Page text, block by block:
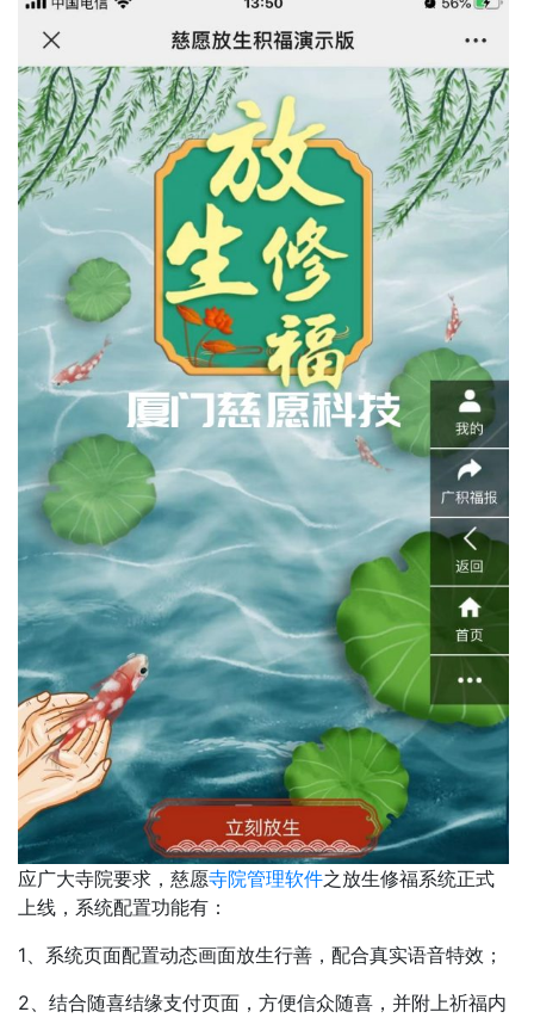
应广大寺院要求，慈愿寺院管理软件之放生修福系统正式
上线，系统配置功能有：
1、系统页面配置动态画面放生行善，配合真实语音特效；
2、结合随喜结缘支付页面，方便信众随喜，并附上祈福内